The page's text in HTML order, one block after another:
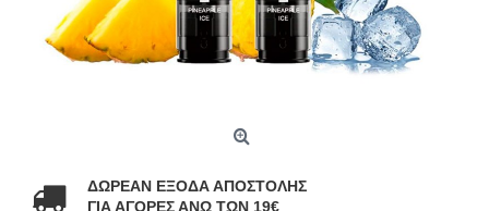
ΔΩΡΕΑΝ ΕΞΟΔΑ ΑΠΟΣΤΟΛΗΣ
ΓΙΑ ΑΓΟΡΕΣ ΑΝΩ ΤΩΝ 19€